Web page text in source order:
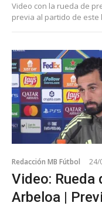
Video con la rueda de
previa al partido de este
Redacción MB Fútbol 24/
Video: Rueda
Arbeloa |